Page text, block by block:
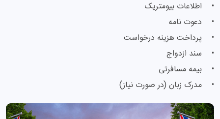
• اطلاعات بیومتریک
• دعوت نامه
• پرداخت هزینه درخواست
• سند ازدواج
• بیمه مسافرتی
• مدرک زبان (در صورت نیاز)